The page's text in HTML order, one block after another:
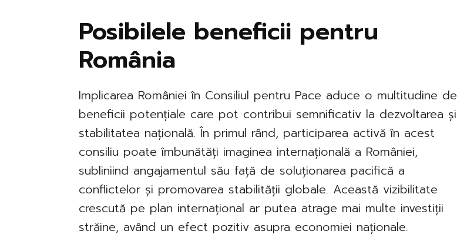
Posibilele beneficii pentru
România
Implicarea României în Consiliul pentru Pace aduce o multitudine de
beneficii potențiale care pot contribui semnificativ la dezvoltarea și
stabilitatea națională. În primul rând, participarea activă în acest
consiliu poate îmbunătăți imaginea internațională a României,
subliniind angajamentul său față de soluționarea pacifică a
conflictelor și promovarea stabilității globale. Această vizibilitate
crescută pe plan internațional ar putea atrage mai multe investiții
străine, având un efect pozitiv asupra economiei naționale.